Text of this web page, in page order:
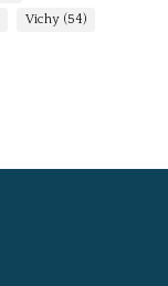
Vichy (54)